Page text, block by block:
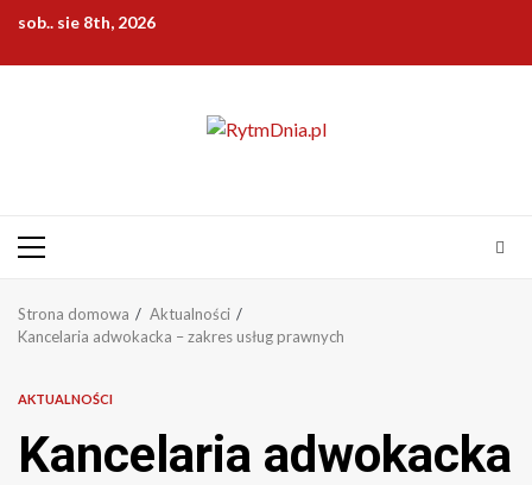
Przejdź
treści
sob.. sie 8th, 2026
Menu
Strona domowa
Aktualności
Kancelaria adwokacka – zakres usług prawnych
AKTUALNOŚCI
Kancelaria adwokacka